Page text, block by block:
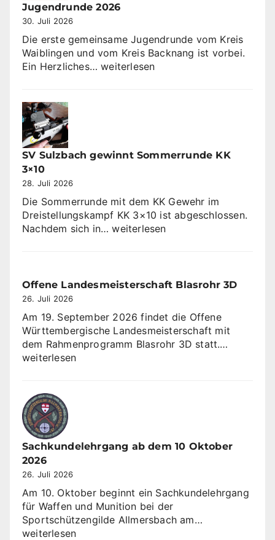
Jugendrunde 2026
30. Juli 2026
Die erste gemeinsame Jugendrunde vom Kreis
Waiblingen und vom Kreis Backnang ist vorbei.
Ein Herzliches…Jugendrunde
weiterlesen
SV Sulzbach gewinnt Sommerrunde KK
3×10
28. Juli 2026
Die Sommerrunde mit dem KK Gewehr im
Dreistellungskampf KK 3×10 ist abgeschlossen.
Nachdem sich in…SV
KK
weiterlesen
Offene Landesmeisterschaft Blasrohr 3D
26. Juli 2026
Am 19. September 2026 findet die Offene
Württembergische Landesmeisterschaft mit
dem Rahmenprogramm Blasrohr 3D statt.…
weiterlesen
Sachkundelehrgang ab dem 10 Oktober
2026
26. Juli 2026
Am 10. Oktober beginnt ein Sachkundelehrgang
für Waffen und Munition bei der
Sportschützengilde Allmersbach am…
weiterlesen